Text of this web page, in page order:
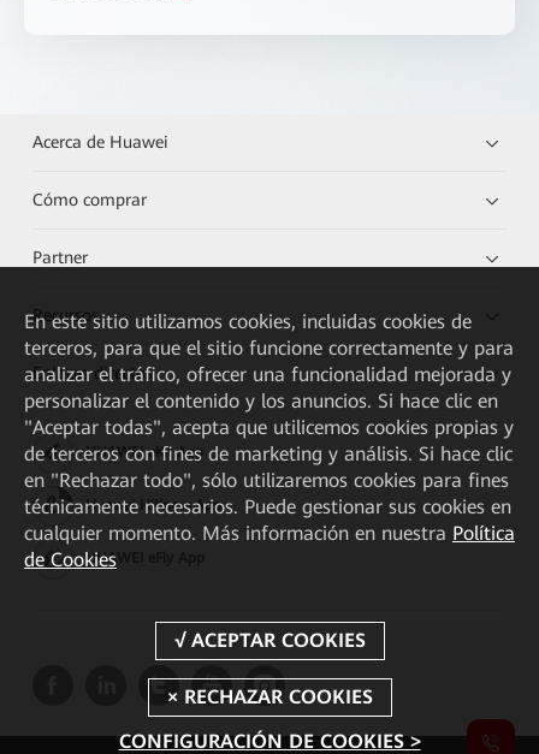
Acerca de Huawei
Cómo comprar
Partner
Recursos
Enlaces directos
HUAWEI eKit App
Huawei HiKnow App
HUAWEI eFly App
En este sitio utilizamos cookies, incluidas cookies de
terceros, para que el sitio funcione correctamente y para
analizar el tráfico, ofrecer una funcionalidad mejorada y
personalizar el contenido y los anuncios. Si hace clic en
"Aceptar todas", acepta que utilicemos cookies propias y
de terceros con fines de marketing y análisis. Si hace clic
en "Rechazar todo", sólo utilizaremos cookies para fines
técnicamente necesarios. Puede gestionar sus cookies en
cualquier momento. Más información en nuestra Política
de Cookies
CONFIGURACIÓN DE COOKIES >